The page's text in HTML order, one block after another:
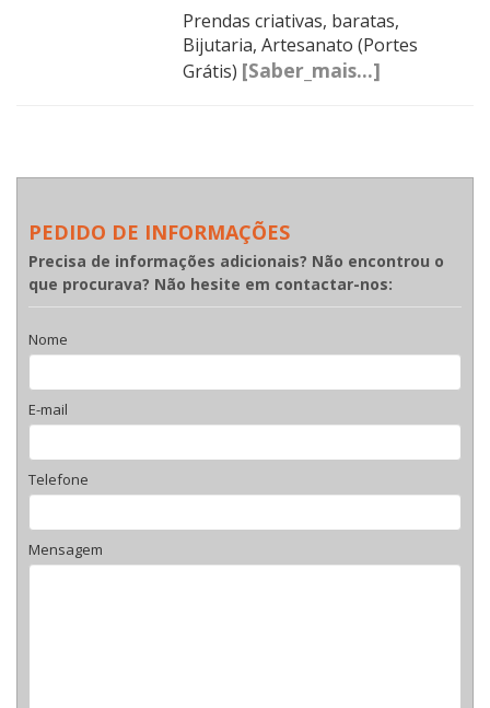
Prendas criativas, baratas,
Bijutaria, Artesanato (Portes
Grátis) [Saber_mais...]
PEDIDO DE INFORMAÇÕES
Precisa de informações adicionais? Não encontrou o
que procurava? Não hesite em contactar-nos:
Nome
E-mail
Telefone
Mensagem